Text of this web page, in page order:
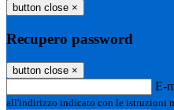
button close ×
Recupero password
button close ×
E-
all'indirizzo indicato con le istruzioni